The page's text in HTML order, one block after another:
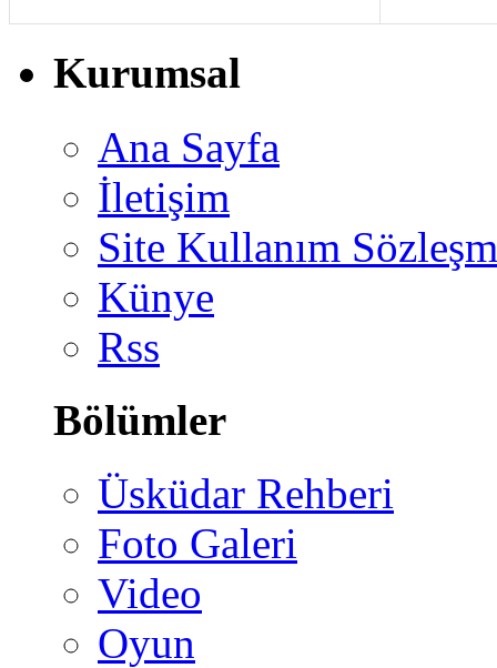
Kurumsal
Ana Sayfa
İletişim
Site Kullanım
Künye
Rss
Bölümler
Üsküdar Rehberi
Foto Galeri
Video
Oyun